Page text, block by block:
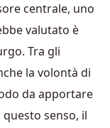
centrale, uno
valutato è
Tra gli
la volontà di
da apportare
senso, il